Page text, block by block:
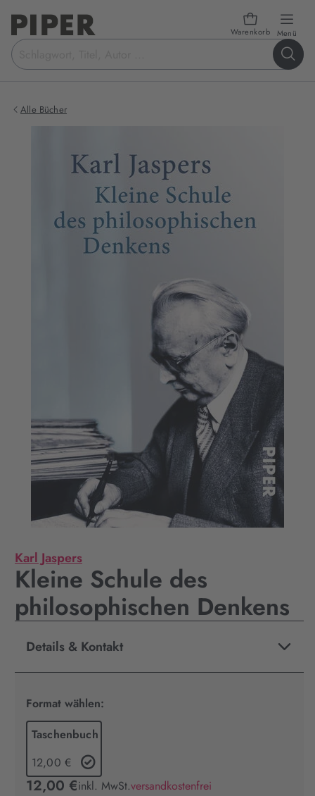
Warenkorb Menü
Suchbegriff
eingeben
Alle Bücher
Karl Jaspers
Kleine Schule des
philosophischen Denkens
Details & Kontakt
Format wählen:
Taschenbuch
12,00 €
12,00 €inkl. MwSt.versandkostenfrei